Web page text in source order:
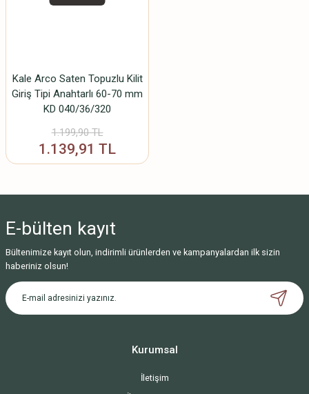
Kale Arco Saten Topuzlu Kilit
Giriş Tipi Anahtarlı 60-70 mm
KD 040/36/320
1.199,90 TL
1.139,91 TL
E-bülten kayıt
Bültenimize kayıt olun, indirimli ürünlerden ve kampanyalardan ilk sizin
haberiniz olsun!
Kurumsal
İletişim